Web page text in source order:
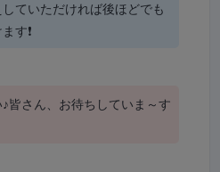
ていただければ後ほどでも
す❗
皆さん、お待ちしていま～す